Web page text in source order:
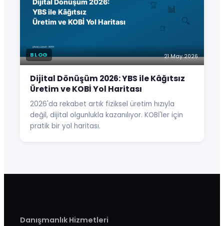
BLOG 21 May 2026
Dijital Dönüşüm 2026: YBS ile Kâğıtsız
Üretim ve KOBİ Yol Haritası
2026'da rekabet artık fiziksel üretim hızıyla
değil, dijital olgunlukla kazanılıyor. KOBİ'ler için
pratik bir yol haritası.
Danışmanlık Hizmetleri